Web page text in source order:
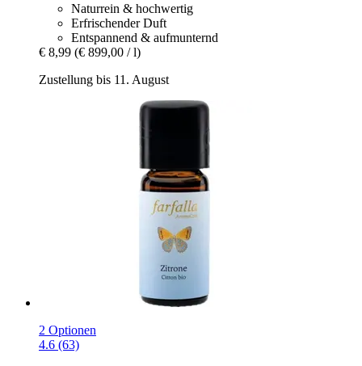
Naturrein & hochwertig
Erfrischender Duft
Entspannend & aufmunternd
€ 8,99 (€ 899,00 / l)
Zustellung bis 11. August
2 Optionen
4.6 (63)